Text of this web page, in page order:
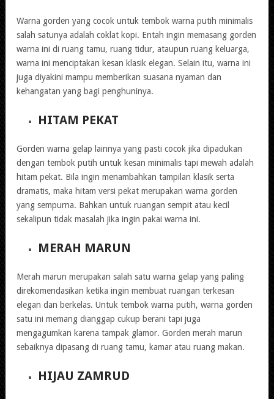
Warna gorden yang cocok untuk tembok warna putih minimalis
salah satunya adalah coklat kopi. Entah ingin memasang gorden
warna ini di ruang tamu, ruang tidur, ataupun ruang keluarga,
warna ini menciptakan kesan klasik elegan. Selain itu, warna ini
juga diyakini mampu memberikan suasana nyaman dan
kehangatan yang bagi penghuninya.
HITAM PEKAT
Gorden warna gelap lainnya yang pasti cocok jika dipadukan
dengan tembok putih untuk kesan minimalis tapi mewah adalah
hitam pekat. Bila ingin menambahkan tampilan klasik serta
dramatis, maka hitam versi pekat merupakan warna gorden
yang sempurna. Bahkan untuk ruangan sempit atau kecil
sekalipun tidak masalah jika ingin pakai warna ini.
MERAH MARUN
Merah marun merupakan salah satu warna gelap yang paling
direkomendasikan ketika ingin membuat ruangan terkesan
elegan dan berkelas. Untuk tembok warna putih, warna gorden
satu ini memang dianggap cukup berani tapi juga
mengagumkan karena tampak glamor. Gorden merah marun
sebaiknya dipasang di ruang tamu, kamar atau ruang makan.
HIJAU ZAMRUD